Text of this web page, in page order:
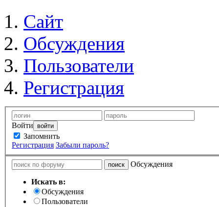
Сайт
Обсуждения
Пользователи
Регистрация
Войти
Запомнить
Регистрация Забыли пароль?
Обсуждения
Искать в:
Обсуждения
Пользователи